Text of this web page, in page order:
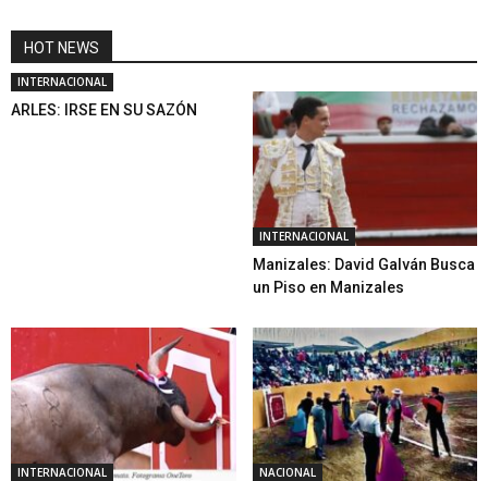
HOT NEWS
INTERNACIONAL
ARLES: IRSE EN SU SAZÓN
INTERNACIONAL
Manizales: David Galván Busca
un Piso en Manizales
INTERNACIONAL NACIONAL